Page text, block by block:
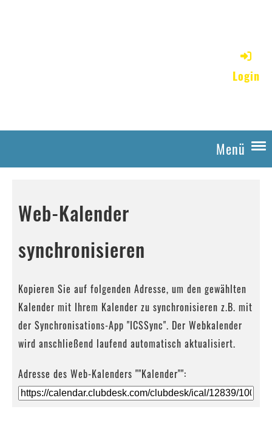
Login
Menü
Web-Kalender
synchronisieren
Kopieren Sie auf folgenden Adresse, um den gewählten
Kalender mit Ihrem Kalender zu synchronisieren z.B. mit
der Synchronisations-App "ICSSync". Der Webkalender
wird anschließend laufend automatisch aktualisiert.
Adresse des Web-Kalenders ""Kalender"":